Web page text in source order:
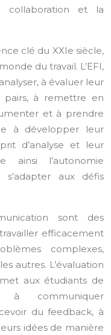
collaboration et la
clé du XXIe siècle,
du travail. L’EFI,
à évaluer leur
à remettre en
et à prendre
à développer leur
d’analyse et leur
ainsi l’autonomie
aux défis
sont des
efficacement
complexes,
autres. L’évaluation
aux étudiants de
à communiquer
du feedback, à
idées de manière